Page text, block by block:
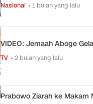
Nasional • 1 bulan yang lalu
VIDEO: Jemaah Aboge
TV • 2 bulan yang lalu
Prabowo Ziarah ke Makam